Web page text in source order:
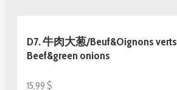
D7. 牛肉大葱/Beuf&Oignons verts
Beef&green onions
15,99 $